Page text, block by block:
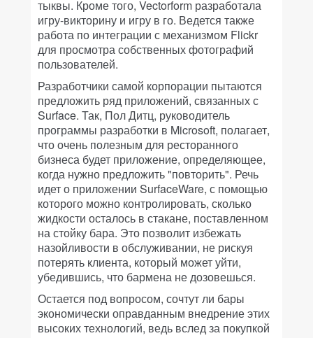
тыквы. Кроме того, Vectorform разработала
игру-викторину и игру в го. Ведется также
работа по интеграции с механизмом Flickr
для просмотра собственных фотографий
пользователей.
Разработчики самой корпорации пытаются
предложить ряд приложений, связанных с
Surface. Так, Пол Дитц, руководитель
программы разработки в Microsoft, полагает,
что очень полезным для ресторанного
бизнеса будет приложение, определяющее,
когда нужно предложить "повторить". Речь
идет о приложении SurfaceWare, с помощью
которого можно контролировать, сколько
жидкости осталось в стакане, поставленном
на стойку бара. Это позволит избежать
назойливости в обслуживании, не рискуя
потерять клиента, который может уйти,
убедившись, что бармена не дозовешься.
Остается под вопросом, сочтут ли бары
экономически оправданным внедрение этих
высоких технологий, ведь вслед за покупкой